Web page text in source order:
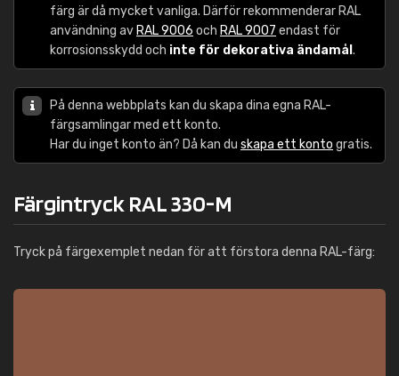
färg är då mycket vanliga. Därför rekommenderar RAL
användning av RAL 9006 och RAL 9007 endast för
korrosionsskydd och inte för dekorativa ändamål .
På denna webbplats kan du skapa dina egna RAL-
färgsamlingar med ett konto.
Har du inget konto än? Då kan du skapa ett konto gratis.
Färgintryck RAL 330-M
Tryck på färgexemplet nedan för att förstora denna RAL-färg: